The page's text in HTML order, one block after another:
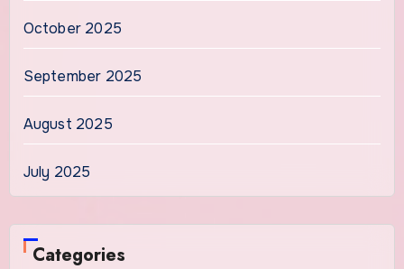
October 2025
September 2025
August 2025
July 2025
Categories